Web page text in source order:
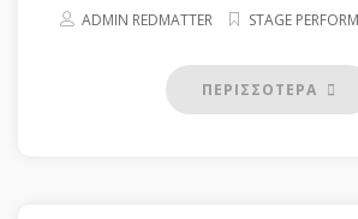
ADMIN REDMATTER STAGE
ΠΕΡΙΣΣΟΤΕΡΑ